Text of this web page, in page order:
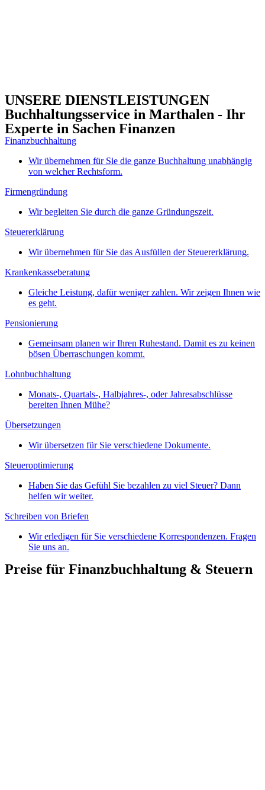
UNSERE DIENSTLEISTUNGEN
Buchhaltungsservice in Marthalen - Ihr
Experte in Sachen Finanzen
Finanzbuchhaltung
Wir übernehmen für Sie die ganze Buchhaltung unabhängig
von welcher Rechtsform.
Firmengründung
Wir begleiten Sie durch die ganze Gründungszeit.
Steuererklärung
Wir übernehmen für Sie das Ausfüllen der Steuererklärung.
Krankenkasseberatung
Gleiche Leistung, dafür weniger zahlen. Wir zeigen Ihnen wie
es geht.
Pensionierung
Gemeinsam planen wir Ihren Ruhestand. Damit es zu keinen
bösen Überraschungen kommt.
Lohnbuchhaltung
Monats-, Quartals-, Halbjahres-, oder Jahresabschlüsse
bereiten Ihnen Mühe?
Übersetzungen
Wir übersetzen für Sie verschiedene Dokumente.
Steueroptimierung
Haben Sie das Gefühl Sie bezahlen zu viel Steuer? Dann
helfen wir weiter.
Schreiben von Briefen
Wir erledigen für Sie verschiedene Korrespondenzen. Fragen
Sie uns an.
Preise für Finanzbuchhaltung & Steuern